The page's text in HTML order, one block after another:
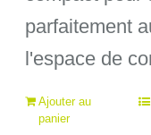
parfaitement
l'espace de
Ajouter au
panier